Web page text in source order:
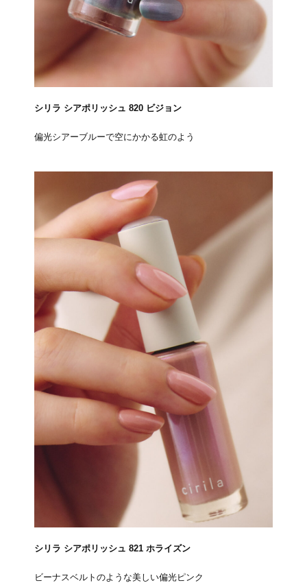
シリラ シアポリッシュ 820 ビジョン
偏光シアーブルーで空にかかる虹のよう
シリラ シアポリッシュ 821 ホライズン
ビーナスベルトのような美しい偏光ピンク